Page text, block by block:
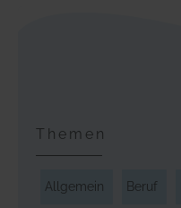
Themen
Allgemein Beruf